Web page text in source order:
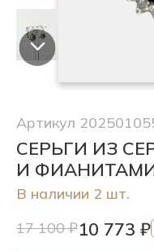
Артикул
СЕРЬГИ ИЗ
И
В наличии 2 шт.
17 100 ₽10 773 ₽